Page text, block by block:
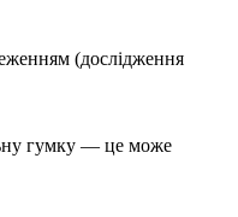
(дослідження
гумку — це може